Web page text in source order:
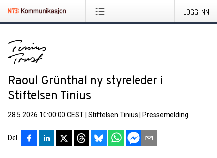
LOGG INN
Raoul Grünthal ny styreleder i
Stiftelsen Tinius
28.5.2026 10:00:00 CEST Stiftelsen Tinius Pressemelding
Del